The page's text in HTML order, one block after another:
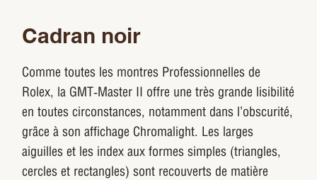
Cadran noir
Comme toutes les montres Professionnelles de
Rolex, la GMT‑Master II offre une très grande lisibilité
en toutes circonstances, notamment dans l’obscurité,
grâce à son affichage Chromalight. Les larges
aiguilles et les index aux formes simples (triangles,
cercles et rectangles) sont recouverts de matière